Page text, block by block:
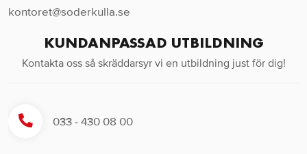
kontoret@soderkulla.se
KUNDANPASSAD UTBILDNING
Kontakta oss så skräddarsyr vi en utbildning just för dig!
033 - 430 08 00